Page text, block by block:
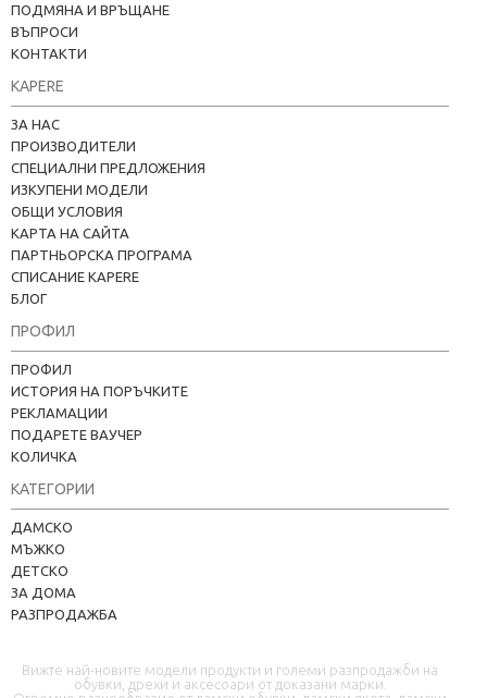
ПОДМЯНА И ВРЪЩАНЕ
ВЪПРОСИ
КОНТАКТИ
KAPERE
ЗА НАС
ПРОИЗВОДИТЕЛИ
СПЕЦИАЛНИ ПРЕДЛОЖЕНИЯ
ИЗКУПЕНИ МОДЕЛИ
ОБЩИ УСЛОВИЯ
КАРТА НА САЙТА
ПАРТНЬОРСКА ПРОГРАМА
СПИСАНИЕ KAPERE
БЛОГ
ПРОФИЛ
ПРОФИЛ
ИСТОРИЯ НА ПОРЪЧКИТЕ
РЕКЛАМАЦИИ
ПОДАРЕТЕ ВАУЧЕР
КОЛИЧКА
КАТЕГОРИИ
ДАМСКО
МЪЖКО
ДЕТСКО
ЗА ДОМА
РАЗПРОДАЖБА
Вижте най-новите модели продукти и големи разпродажби на
обувки, дрехи и аксесоари от доказани марки.
Kapere.com